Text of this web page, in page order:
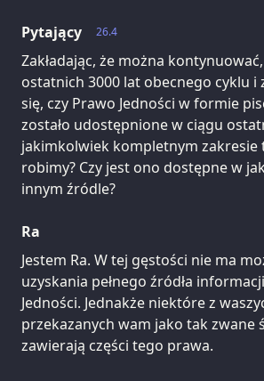
26.4
Pytający
Zakładając, że można
ostatnich 3000 lat obecnego cyklu i
się, czy Prawo Jedności w formie
zostało udostępnione w ciągu
jakimkolwiek kompletnym zakresie
robimy? Czy jest ono dostępne w
innym źródle?
Ra
Jestem Ra. W tej gęstości nie ma
uzyskania pełnego źródła
Jedności. Jednakże niektóre z
przekazanych wam jako tak zwane
zawierają części tego prawa.